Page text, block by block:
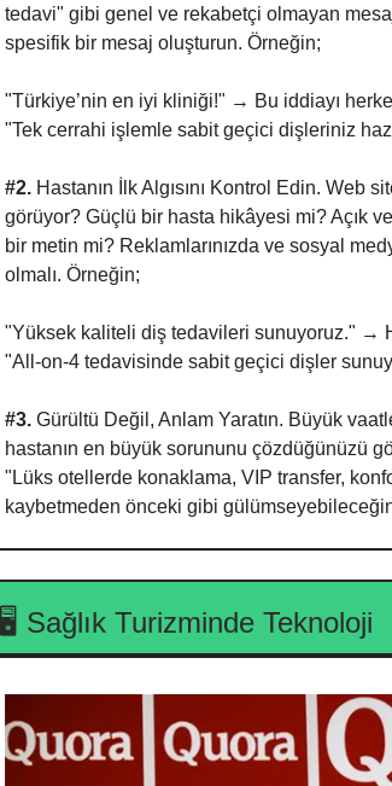
tedavi" gibi genel ve rekabetçi olmayan
spesifik bir mesaj oluşturun. Örneğin;
"Türkiye’nin en iyi kliniği!" → Bu iddiayı
"Tek cerrahi işlemle sabit geçici dişleriniz
#2. Hastanın İlk Algısını Kontrol Edin. Web
görüyor? Güçlü bir hasta hikâyesi mi? Açık
bir metin mi? Reklamlarınızda ve sosyal
olmalı. Örneğin;
"Yüksek kaliteli diş tedavileri sunuyoruz." →
"All-on-4 tedavisinde sabit geçici dişler
#3. Gürültü Değil, Anlam Yaratın. Büyük
hastanın en büyük sorununu çözdüğünüzü
"Lüks otellerde konaklama, VIP transfer,
kaybetmeden önceki gibi
🖥️ Sağlık Turizminde Teknoloji